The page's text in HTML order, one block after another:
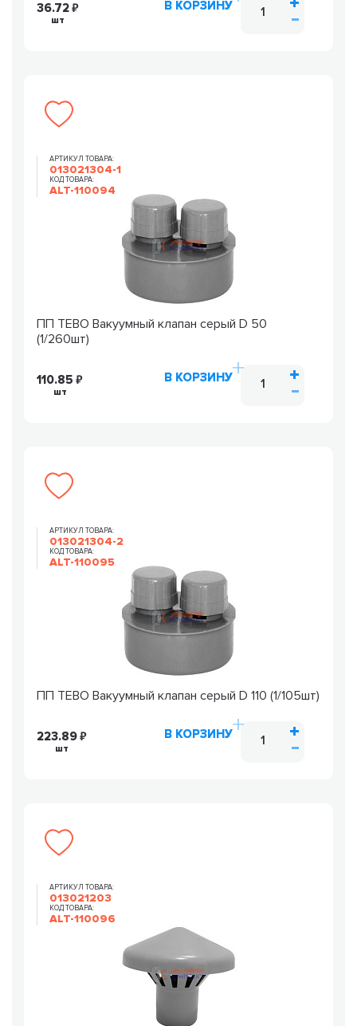
36.72
шт
В КОРЗИНУ
АРТИКУЛ ТОВАРА:
013021304-1
КОД ТОВАРА:
ALT-110094
ПП TEBO Вакуумный клапан серый D 50
(1/260шт)
110.85
шт
В КОРЗИНУ
АРТИКУЛ ТОВАРА:
013021304-2
КОД ТОВАРА:
ALT-110095
ПП TEBO Вакуумный клапан серый D 110 (1/105шт)
223.89
шт
В КОРЗИНУ
АРТИКУЛ ТОВАРА:
013021203
КОД ТОВАРА:
ALT-110096